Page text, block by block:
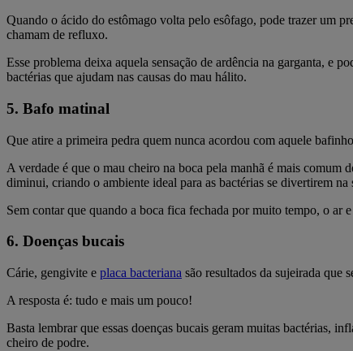
Quando o ácido do estômago volta pelo esôfago, pode trazer um
chamam de refluxo.
Esse problema deixa aquela sensação de ardência na garganta, e
bactérias que ajudam nas causas do mau hálito.
5. Bafo matinal
Que atire a primeira pedra quem nunca acordou com aquele
A verdade é que o mau cheiro na boca pela manhã é mais
diminui, criando o ambiente ideal para as bactérias se divertirem na
Sem contar que quando a boca fica fechada por muito tempo, o ar
6. Doenças bucais
Cárie, gengivite e placa bacteriana são resultados da sujeirada que
A resposta é: tudo e mais um pouco!
Basta lembrar que essas doenças bucais geram muitas bactérias,
cheiro de podre.